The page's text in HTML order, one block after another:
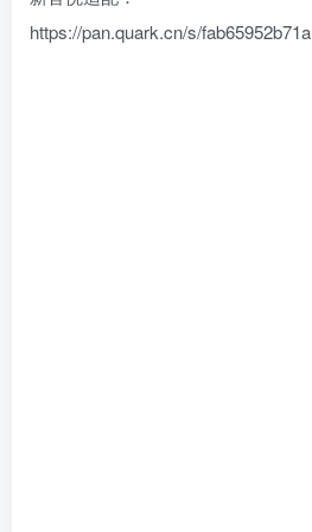
https://pan.quark.cn/s/fab65952b71a